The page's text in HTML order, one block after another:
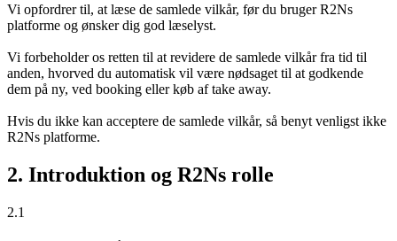
Vi opfordrer til, at læse de samlede vilkår, før du bruger R2Ns
platforme og ønsker dig god læselyst.
Vi forbeholder os retten til at revidere de samlede vilkår fra tid til
anden, hvorved du automatisk vil være nødsaget til at godkende
dem på ny, ved booking eller køb af take away.
Hvis du ikke kan acceptere de samlede vilkår, så benyt venligst ikke
R2Ns platforme.
2. Introduktion og R2Ns rolle
2.1